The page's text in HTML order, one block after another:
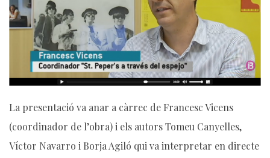
La presentació va anar a càrrec de Francesc Vicens
(coordinador de l’obra) i els autors Tomeu Canyelles,
Víctor Navarro i Borja Agiló qui va interpretar en directe